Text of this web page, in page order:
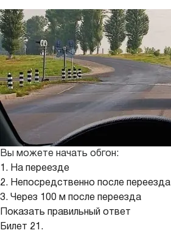
Вы можете начать обгон:
1. На переезде
2. Непосредственно после переезда
3. Через 100 м после переезда
Показать правильный ответ
Билет 21.